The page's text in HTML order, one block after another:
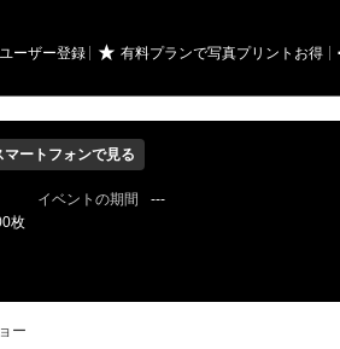
ーザー登録 ★ 有料プランで写真プリントお得
マートフォンで見る
イベントの期間
---
枚
ー